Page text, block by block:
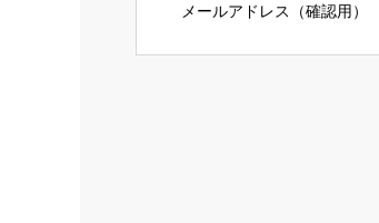
メールアドレス（確認用）